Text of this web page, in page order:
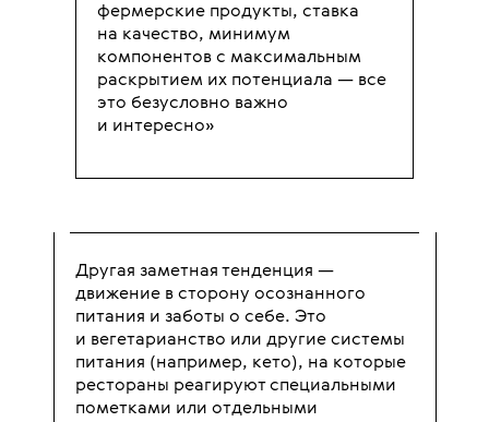
фермерские продукты, ставка
на качество, минимум
компонентов с максимальным
раскрытием их потенциала — все
это безусловно важно
и интересно»
Другая заметная тенденция —
движение в сторону осознанного
питания и заботы о себе. Это
и вегетарианство или другие системы
питания (например, кето), на которые
рестораны реагируют специальными
пометками или отдельными